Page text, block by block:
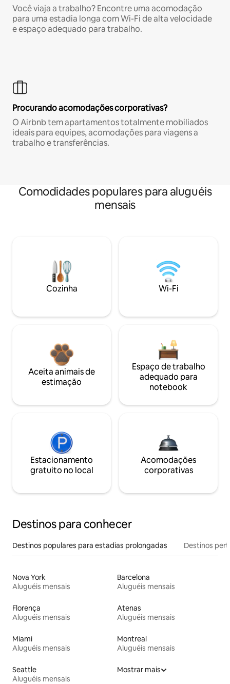
Você viaja a trabalho? Encontre uma acomodação
para uma estadia longa com Wi-Fi de alta velocidade
e espaço adequado para trabalho.
Procurando acomodações corporativas?
O Airbnb tem apartamentos totalmente mobiliados
ideais para equipes, acomodações para viagens a
trabalho e transferências.
Comodidades populares para aluguéis
mensais
Cozinha Wi-Fi
Aceita animais de
estimação
Espaço de trabalho
adequado para
notebook
Estacionamento
gratuito no local
Acomodações
corporativas
Destinos para conhecer
Destinos populares para estadias prolongadas Destinos
Nova York
Aluguéis mensais
Barcelona
Aluguéis mensais
Florença
Aluguéis mensais
Atenas
Aluguéis mensais
Miami
Aluguéis mensais
Montreal
Aluguéis mensais
Seattle
Aluguéis mensais
Mostrar mais